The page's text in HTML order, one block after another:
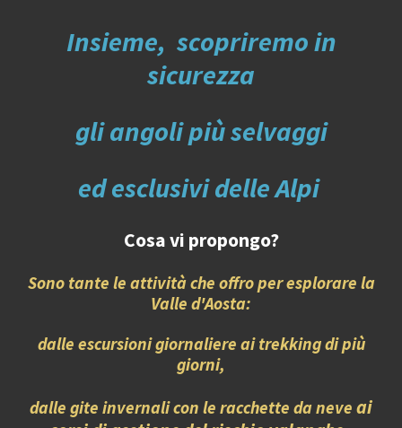
Insieme, scopriremo in
sicurezza
gli angolipiùselvaggi
edesclusivi delle Alpi
Cosa vi propongo?
Sono tante le attività che offro per esplorare la
Valle d'Aosta:
dalle escursioni giornaliere ai trekking di più
giorni,
dalle gite invernali con le racchette da neve ai